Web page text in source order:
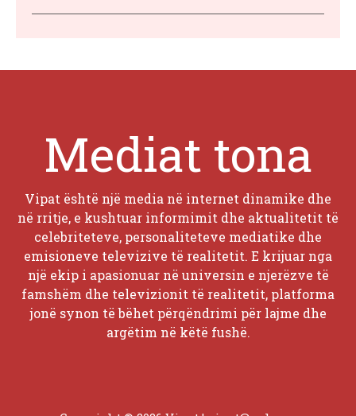
Mediat tona
Vipat është një media në internet dinamike dhe
në rritje, e kushtuar informimit dhe aktualitetit të
celebriteteve, personaliteteve mediatike dhe
emisioneve televizive të realitetit. E krijuar nga
një ekip i apasionuar në universin e njerëzve të
famshëm dhe televizionit të realitetit, platforma
jonë synon të bëhet përqëndrimi për lajme dhe
argëtim në këtë fushë.